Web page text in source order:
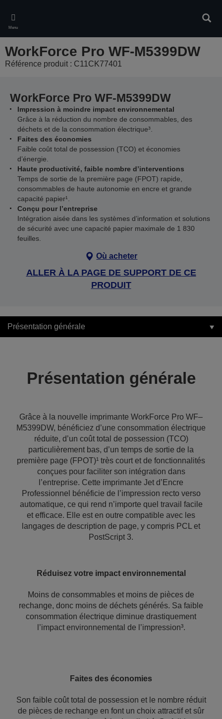
main
content
Menu
WorkForce Pro WF-M5399DW
Référence produit : C11CK77401
WorkForce Pro WF-M5399DW
Impression à moindre impact environnemental
Grâce à la réduction du nombre de consommables, des
déchets et de la consommation électrique³.
Faites des économies
Faible coût total de possession (TCO) et économies
d’énergie.
Haute productivité, faible nombre d’interventions
Temps de sortie de la première page (FPOT) rapide,
consommables de haute autonomie en encre et grande
capacité papier¹.
Conçu pour l’entreprise
Intégration aisée dans les systèmes d’information et solutions
de sécurité avec une capacité papier maximale de 1 830
feuilles.
Où acheter
ALLER À LA PAGE DE SUPPORT DE CE
PRODUIT
Présentation générale
Présentation générale
Grâce à la nouvelle imprimante WorkForce Pro WF–
M5399DW, bénéficiez d’une consommation électrique
réduite, d’un coût total de possession (TCO)
particulièrement bas, d’un temps de sortie de la
première page (FPOT)¹ très court et de fonctionnalités
conçues pour faciliter son intégration dans
l’entreprise. Cette imprimante Jet d’Encre
Professionnel bénéficie de l’impression recto verso
automatique, ce qui rend n’importe quel travail facile
et efficace. Elle est en outre compatible avec les
langages de description de page, y compris PCL et
PostScript 3.
Réduisez votre impact environnemental
Moins de consommables et moins de pièces de
rechange, donc moins de déchets générés. Sa faible
consommation électrique diminue drastiquement
l’impact environnemental de l’impression³.
Faites des économies
Son faible coût total de possession et le nombre réduit
de pièces de rechange en font un choix attractif et sûr